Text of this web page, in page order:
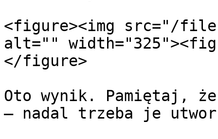
<figure><img src="/files/
alt=""
</figure>
Oto wynik. Pamiętaj,
— nadal trzeba je